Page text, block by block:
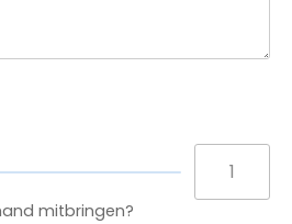
mitbringen?